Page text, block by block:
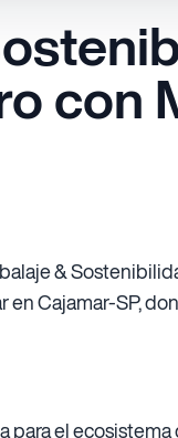
con
&
Cajamar-SP,
el